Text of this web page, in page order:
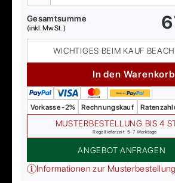
Gesamtsumme
(inkl. MwSt.)
WICHTIGES BEIM KAUF
In den Warenkorb
Vorkasse -2% Rechnungskauf
MUSTERBESTELLUNG BIS 4
Regellieferzeit: 5-7 Werktage
ANGEBOT ANFRAGEN
Informationen zur Musterbestellung